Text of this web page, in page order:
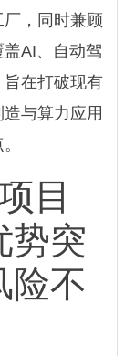
，同时兼顾
AI、自动驾
在打破现有
与算力应用
目
势突
险不